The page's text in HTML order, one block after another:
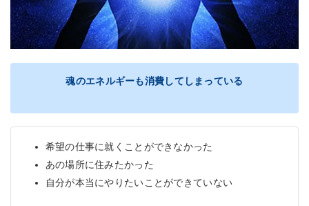
魂のエネルギーも消費してしまっている
希望の仕事に就くことができなかった
あの場所に住みたかった
自分が本当にやりたいことができていない